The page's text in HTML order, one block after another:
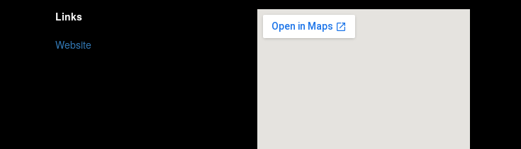
Links
Website